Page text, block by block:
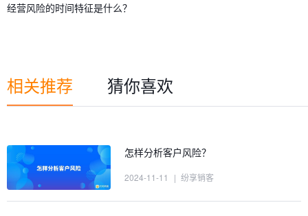
经营风险的时间特征是什么？
相关推荐 猜你喜欢
怎样分析客户风险？
2024-11-11 | 纷享销客